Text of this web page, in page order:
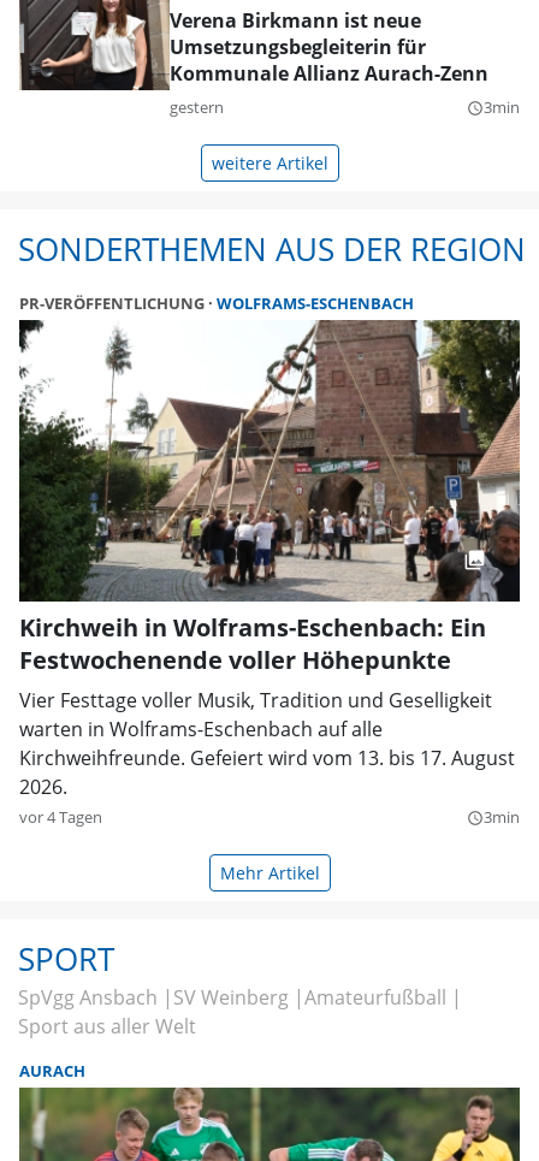
Verena Birkmann ist neue
Umsetzungsbegleiterin für
Kommunale Allianz Aurach-Zenn
gestern query_builder3min
weitere Artikel
SONDERTHEMEN AUS DER REGION
PR-VERÖFFENTLICHUNG WOLFRAMS-ESCHENBACH
Kirchweih in Wolframs-Eschenbach: Ein
Festwochenende voller Höhepunkte
Vier Festtage voller Musik, Tradition und Geselligkeit
warten in Wolframs-Eschenbach auf alle
Kirchweihfreunde. Gefeiert wird vom 13. bis 17. August
2026.
vor 4 Tagen query_builder3min
Mehr Artikel
SPORT
SpVgg Ansbach SV Weinberg Amateurfußball
Sport aus aller Welt
AURACH